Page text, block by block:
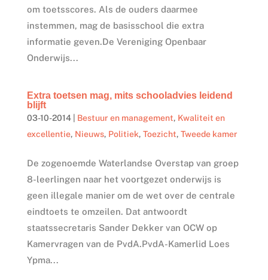
om toetsscores. Als de ouders daarmee
instemmen, mag de basisschool die extra
informatie geven.De Vereniging Openbaar
Onderwijs...
Extra toetsen mag, mits schooladvies leidend
blijft
03-10-2014| Bestuur en management, Kwaliteit en
excellentie, Nieuws, Politiek, Toezicht, Tweede kamer
De zogenoemde Waterlandse Overstap van groep
8-leerlingen naar het voortgezet onderwijs is
geen illegale manier om de wet over de centrale
eindtoets te omzeilen. Dat antwoordt
staatssecretaris Sander Dekker van OCW op
Kamervragen van de PvdA.PvdA-Kamerlid Loes
Ypma...